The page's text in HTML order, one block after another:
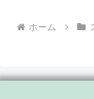
ホーム